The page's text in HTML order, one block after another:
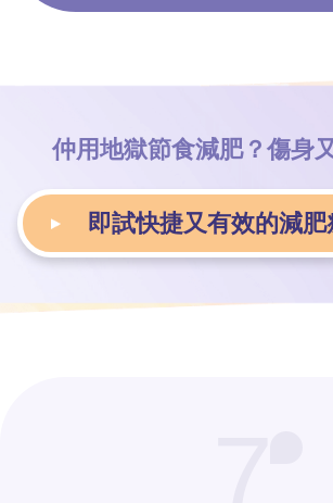
仲用地獄節食減肥？ 傷身
即試快捷又有效的減肥